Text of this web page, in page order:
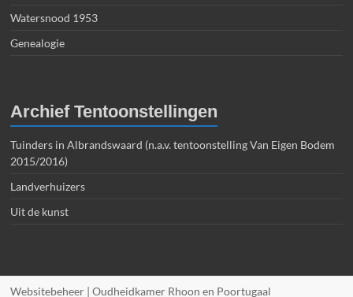
Watersnood 1953
Genealogie
Archief Tentoonstellingen
Tuinders in Albrandswaard (n.a.v. tentoonstelling Van Eigen Bodem
2015/2016)
Landverhuizers
Uit de kunst
Websitebeheer | Oudheidkamer Rhoon en Poortugaal